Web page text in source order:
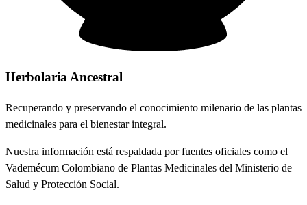
HerbolariaAncestral
Recuperando y preservando el conocimiento milenario de las plantas
medicinales para el bienestar integral.
Nuestra información está respaldada por fuentes oficiales como el
Vademécum Colombiano de Plantas Medicinales del Ministerio de
Salud y Protección Social.